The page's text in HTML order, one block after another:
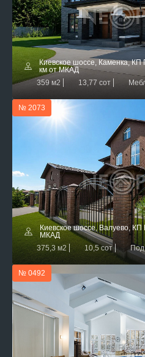
Киевское шоссе, Каменка,
км от МКАД
359 м2
13,77 сот
№ 2073
Киевское шоссе, Валуево, КП
МКАД
375,3 м2
10,5 сот Под
№ 0492